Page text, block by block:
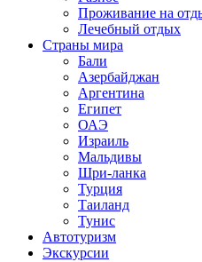
Проживание на
Лечебный отдых
Страны мира
Бали
Азербайджан
Аргентина
Египет
ОАЭ
Израиль
Мальдивы
Шри-ланка
Турция
Таиланд
Тунис
Автотуризм
Экскурсии